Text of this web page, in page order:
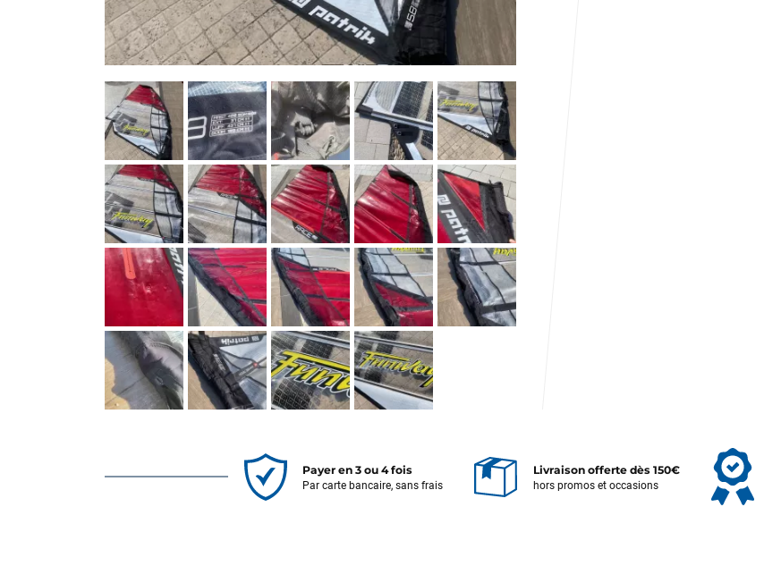
Payer en 3 ou 4 fois
Par carte bancaire, sans frais
Livraison offerte dès 150€
hors promos et occasions
François
il y a un mois
J’ai commandé un pack via leur site internet. À peine la commande